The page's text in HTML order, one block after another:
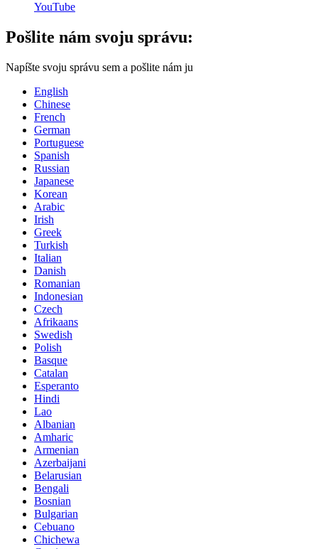
YouTube
Pošlite nám svoju správu:
Napíšte svoju správu sem a pošlite nám ju
English
Chinese
French
German
Portuguese
Spanish
Russian
Japanese
Korean
Arabic
Irish
Greek
Turkish
Italian
Danish
Romanian
Indonesian
Czech
Afrikaans
Swedish
Polish
Basque
Catalan
Esperanto
Hindi
Lao
Albanian
Amharic
Armenian
Azerbaijani
Belarusian
Bengali
Bosnian
Bulgarian
Cebuano
Chichewa